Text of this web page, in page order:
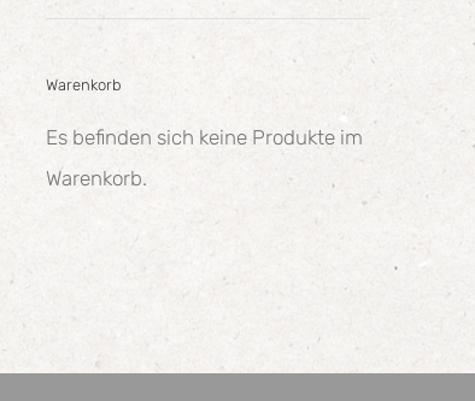
Warenkorb
Es befinden sich keine Produkte im
Warenkorb.